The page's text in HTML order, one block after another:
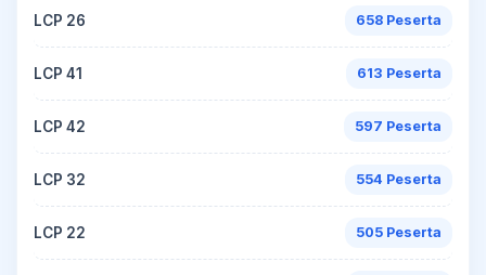
LCP 26 658 Peserta
LCP 41 613 Peserta
LCP 42 597 Peserta
LCP 32 554 Peserta
LCP 22 505 Peserta